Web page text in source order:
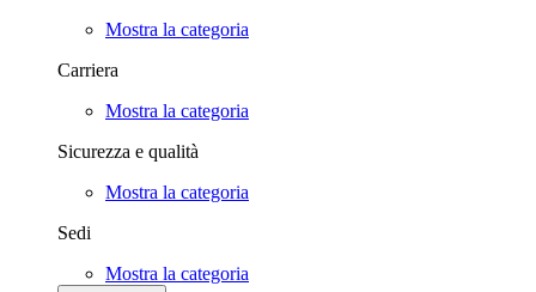
Mostra la categoria
Carriera
Mostra la categoria
Sicurezza e qualità
Mostra la categoria
Sedi
Mostra la categoria